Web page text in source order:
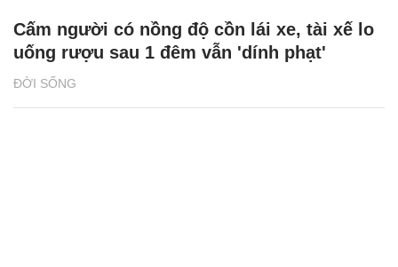
ĐỜI SỐNG
Cấm người có nồng độ cồn lái xe, tài xế lo
uống rượu sau 1 đêm vẫn 'dính phạt'